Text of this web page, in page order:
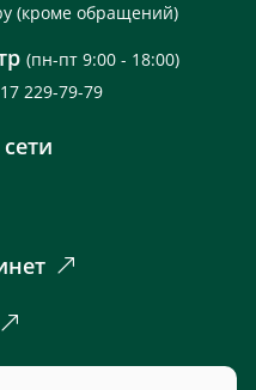
(кроме обращений)
(пн-пт 9:00 - 18:00)
229-79-79